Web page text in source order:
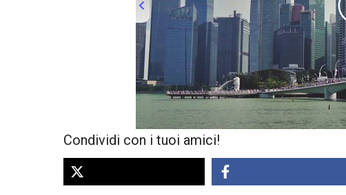
Condividi con i tuoi amici!